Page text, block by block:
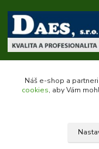
Zákaznícka podpora
+421 903 707 668
(Po-Pia, 8-16 hod.)
Náš e-shop a
cookies, aby Vám